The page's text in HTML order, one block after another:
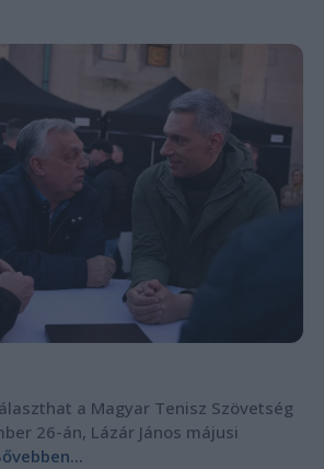
a Magyar Tenisz Szövetség
26-án, Lázár János májusi